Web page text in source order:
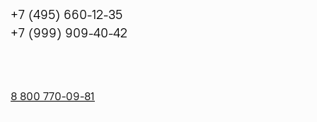
+7 (495) 660-12-35
+7 (999) 909-40-42
8 800 770-09-81